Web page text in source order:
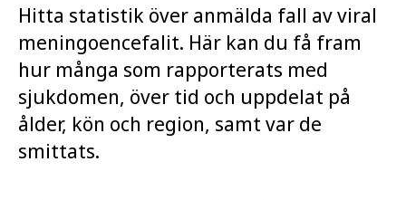
Hitta statistik över anmälda fall av viral
meningoencefalit. Här kan du få fram
hur många som rapporterats med
sjukdomen, över tid och uppdelat på
ålder, kön och region, samt var de
smittats.